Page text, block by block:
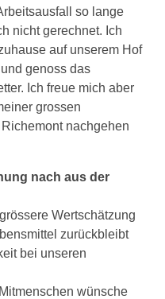
so lange
nicht gerechnet. Ich
auf unserem Hof
genoss das
Ich freue mich aber
grossen
nachgehen
nach aus der
Wertschätzung
zurückbleibt
bei unseren
wünsche